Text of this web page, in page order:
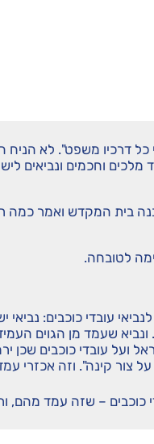
דרכיו משפט". לא הניח
וחכמים ונביאים
בית המקדש ואמר כמה
לטובחה.
עובדי כוכבים: נביאי
ונביא שעמד מן הגוים
ועל עובדי כוכבים שכן
צור קינה". וזה אכזרי
כוכבים – שזה עמד מהם,